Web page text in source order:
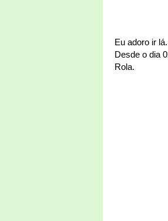
Eu adoro ir
Desde o dia
Rola.